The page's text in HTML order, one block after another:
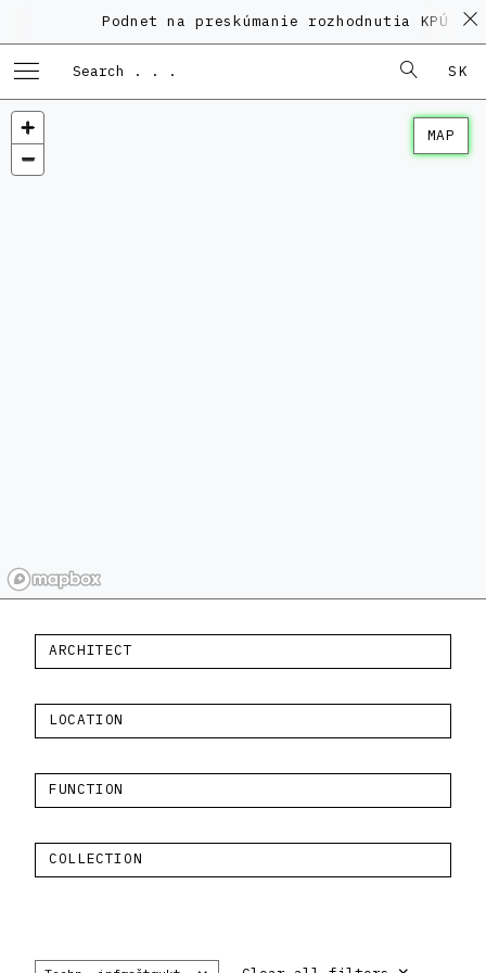
Podnet na preskúmanie rozhodnutia KPÚ
SK
MAP
ARCHITECT
LOCATION
FUNCTION
COLLECTION